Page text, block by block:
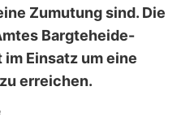
Zumutung sind. Die
Bargteheide-
im Einsatz um eine
erreichen.